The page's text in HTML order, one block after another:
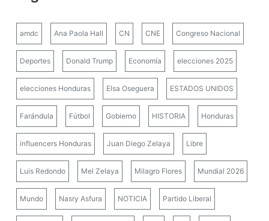
amdc Ana Paola Hall CN CNE Congreso Nacional
Deportes Donald Trump Economía elecciones 2025
elecciones Honduras Elsa Oseguera ESTADOS UNIDOS
Farándula Fútbol Gobierno HISTORIA Honduras
influencers Honduras Juan Diego Zelaya Libre
Luis Redondo Mel Zelaya Milagro Flores Mundial 2026
Mundo Nasry Asfura NOTICIA Partido Liberal